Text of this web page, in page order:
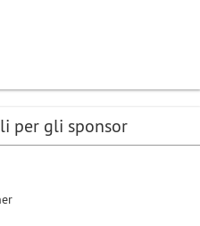
per gli sponsor